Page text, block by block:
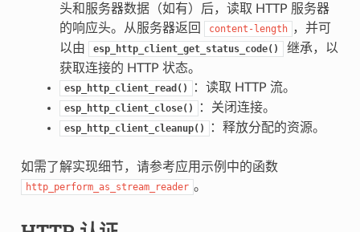
头和服务器数据（如有）后，读取 HTTP 服务器
的响应头。从服务器返回
content-length ，并可
以由
esp_http_client_get_status_code()
继承，以
获取连接的 HTTP 状态。
esp_http_client_read() ：读取 HTTP 流。
esp_http_client_close() ：关闭连接。
esp_http_client_cleanup() ：释放分配的资源。
如需了解实现细节，请参考应用示例中的函数
http_perform_as_stream_reader 。